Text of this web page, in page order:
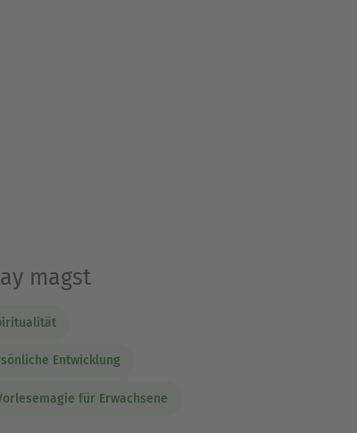
magst
Entwicklung
für Erwachsene